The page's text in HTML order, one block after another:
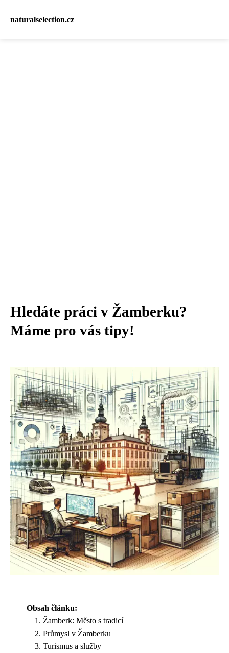
naturalselection.cz
Hledáte práci v Žamberku?
Máme pro vás tipy!
Obsah článku:
Žamberk: Město s tradicí
Průmysl v Žamberku
Turismus a služby